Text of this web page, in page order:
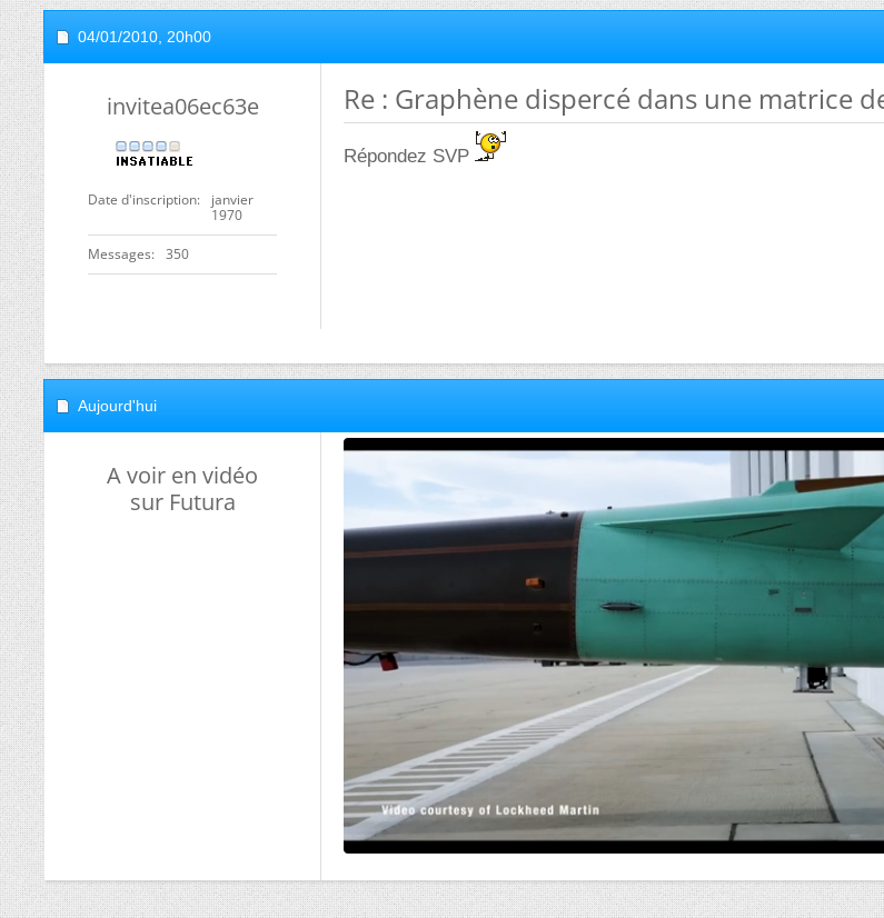
04/01/2010, 20h00
invitea06ec63e
Date d'inscription
janvier
1970
Messages 350
Re : Graphène dispercé dans une matrice
Répondez SVP
Aujourd'hui
A voir en vidéo
sur Futura